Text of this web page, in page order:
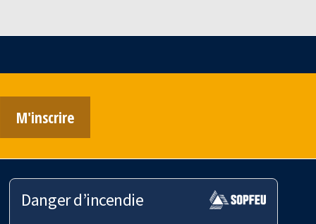
Danger d’incendie
M'inscrire